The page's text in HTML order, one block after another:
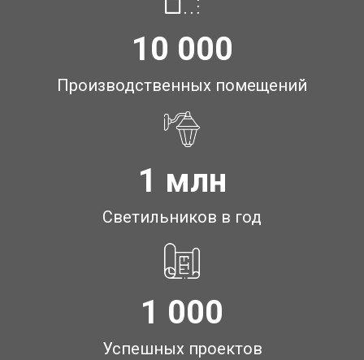
10 000
Производственных помещений
1 млн
Светильников в год
1 000
Успешных проектов